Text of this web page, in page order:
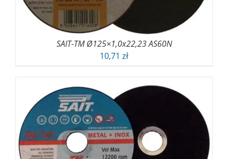
SAIT-TM Ø125×1,0x22,23 AS60N
10,71 zł